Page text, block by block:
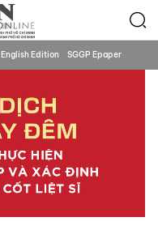
English Edition SGGP Epaper